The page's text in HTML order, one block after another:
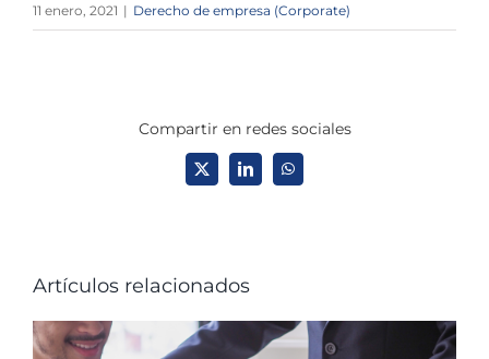
11 enero, 2021 | Derecho de empresa (Corporate)
Compartir en redes sociales
X LinkedInWhatsApp
Artículos relacionados